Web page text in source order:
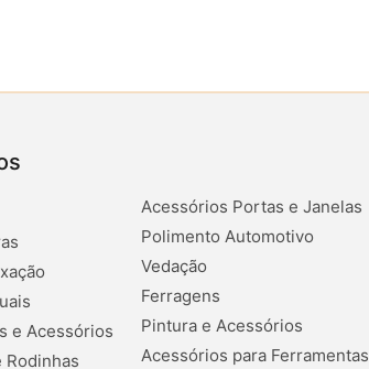
e Acessórios
Rodinhas
Acessórios Portas e Janelas
Polimento Automotivo
Vedação
Ferragens
Pintura e Acessórios
Acessórios para Ferramentas